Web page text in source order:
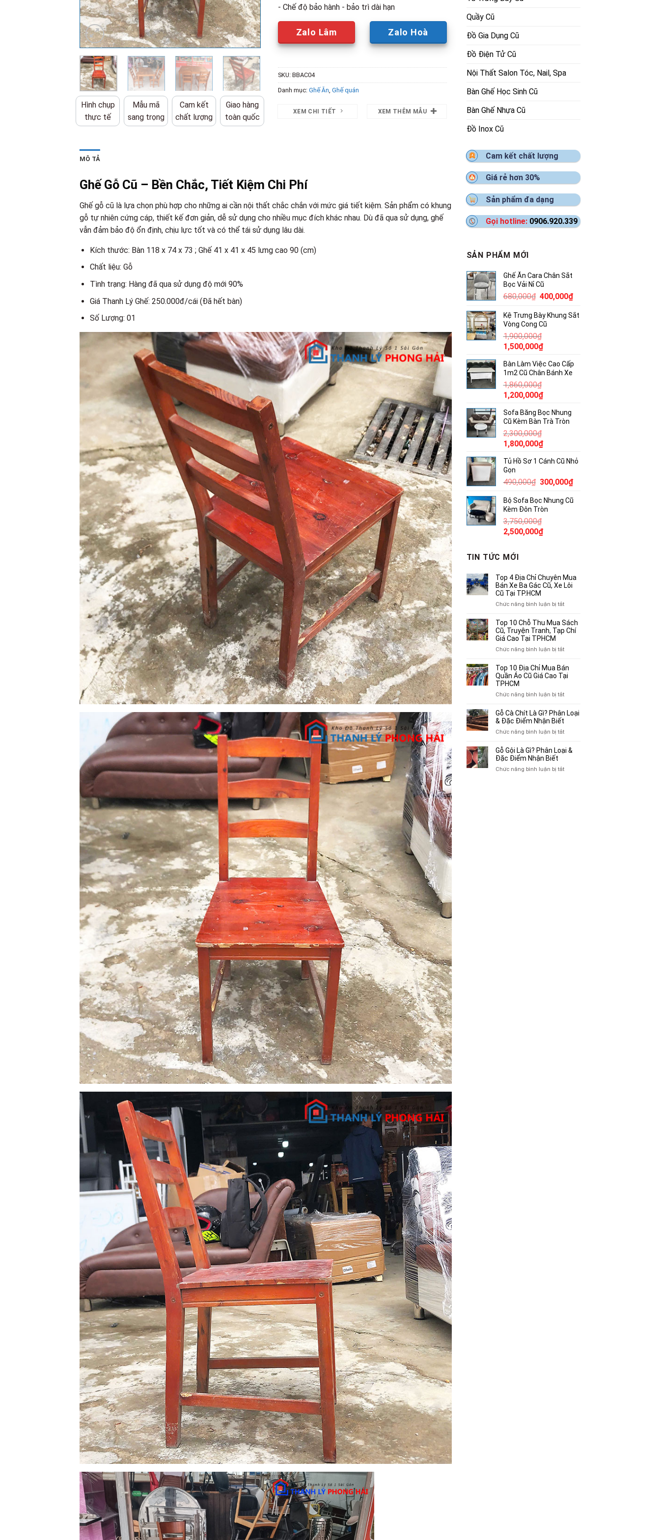
Hình chụp
thực tế
Mẫu mã
sang trọng
Cam kết
chất lượng
Giao hàng
toàn quốc
- Chế độ bảo hành - bảo trì dài hạn
Zalo Lâm Zalo Hoà
SKU: BBAC04
Danh mục: Ghế Ăn Ghế quán
XEM CHI TIẾT XEM THÊM MẪU
MÔ TẢ
Ghế Gỗ Cũ – Bền Chắc, Tiết Kiệm Chi Phí
Ghế gỗ cũ là lựa chọn phù hợp cho những ai cần nội thất chắc chắn với mức giá tiết kiệm. Sản phẩm có khung
gỗ tự nhiên cứng cáp, thiết kế đơn giản, dễ sử dụng cho nhiều mục đích khác nhau. Dù đã qua sử dụng, ghế
vẫn đảm bảo độ ổn định, chịu lực tốt và có thể tái sử dụng lâu dài.
Kích thước: Bàn 118 x 74 x 73 ; Ghế 41 x 41 x 45 lưng cao 90 (cm)
Chất liệu: Gỗ
Tình trạng: Hàng đã qua sử dụng độ mới 90%
Giá Thanh Lý Ghế: 250.000đ/cái (Đã hết bàn)
Số Lượng: 01
Quầy Cũ
Đồ Gia Dụng Cũ
Đồ Điện Tử Cũ
Nội Thất Salon Tóc, Nail, Spa
Bàn Ghế Học Sinh Cũ
Bàn Ghế Nhựa Cũ
Đồ Inox Cũ
Cam kết chất lượng
Giá rẻ hơn 30%
Sản phẩm đa dạng
Gọi hotline: 0906.920.339
SẢN PHẨM MỚI
Ghế Ăn Cara Chân Sắt
Bọc Vải Nỉ Cũ
680,000₫ Giá
là:
680,000₫.
400,000₫Giá
tại
Kệ Trưng Bày Khung Sắt
Vòng Cong Cũ
1,900,000₫
Giá
là:
1,900,000₫.
1,500,000₫Giá
tại
là:
Bàn Làm Việc Cao Cấp
1m2 Cũ Chân Bánh Xe
1,860,000₫
Giá
là:
1,860,000₫.
1,200,000₫Giá
tại
là:
Sofa Băng Bọc Nhung
Cũ Kèm Bàn Trà Tròn
2,300,000₫
Giá
là:
2,300,000₫.
1,800,000₫Giá
tại
1,800,000₫.
Tủ Hồ Sơ 1 Cánh Cũ Nhỏ
Gọn
490,000₫ Giá
là:
490,000₫.
300,000₫Giá
tại
Bộ Sofa Bọc Nhung Cũ
Kèm Đôn Tròn
3,750,000₫
Giá
là:
3,750,000₫.
2,500,000₫Giá
2,500,000₫.
TIN TỨC MỚI
Top 4 Địa Chỉ Chuyên Mua
Bán Xe Ba Gác Cũ, Xe Lôi
Cũ Tại TP.HCM
Chức năng bình luận bị tắtở
4
Địa
Xe
Ba
Cũ,
Lôi
Cũ
Tại
Top 10 Chỗ Thu Mua Sách
Cũ, Truyện Tranh, Tạp Chí
Giá Cao Tại TPHCM
Chức năng bình luận bị tắtở
10
Chỗ
Truyện
Tranh,
Tạp
Giá
Tại
Top 10 Địa Chỉ Mua Bán
Quần Áo Cũ Giá Cao Tại
TPHCM
Chức năng bình luận bị tắtở
10
Địa
Mua
Quần
Cũ
Gỗ Cà Chít Là Gì? Phân Loại
& Đặc Điểm Nhận Biết
Chức năng bình luận bị tắtở
Cà
Gì?
Gỗ Gội Là Gì? Phân Loại &
Đặc Điểm Nhận Biết
Chức năng bình luận bị tắtở